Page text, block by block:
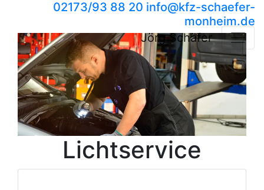
02173/93 88 20 info​@kfz-schaefer-
monheim.de
Jörg Schäfer
Lichtservice